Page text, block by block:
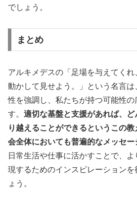
でしょう。
まとめ
アルキメデスの「足場を与えてく
動かして見せよう。」という名言
性を強調し、私たちが持つ可能性の
す。 適切な基盤と支援があれば、
り越えることができるというこの
会全体においても普遍的なメッセー
日常生活や仕事に活かすことで、
現するためのインスピレーション
ょう。